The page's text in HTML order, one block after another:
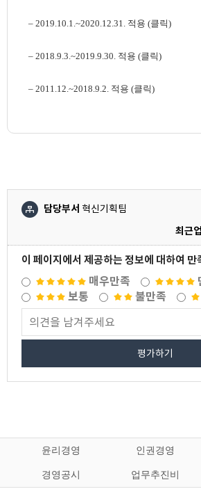
– 2019.10.1.~2020.12.31. 적용 (클릭)
– 2018.9.3.~2019.9.30. 적용 (클릭)
– 2011.12.~2018.9.2. 적용 (클릭)
담당부서 혁신기획팀
최근
이 페이지에서 제공하는 정보에 대하여 만
매우만족
보통
불만족
평가하기
윤리경영 인권경영
경영공시 업무추진비